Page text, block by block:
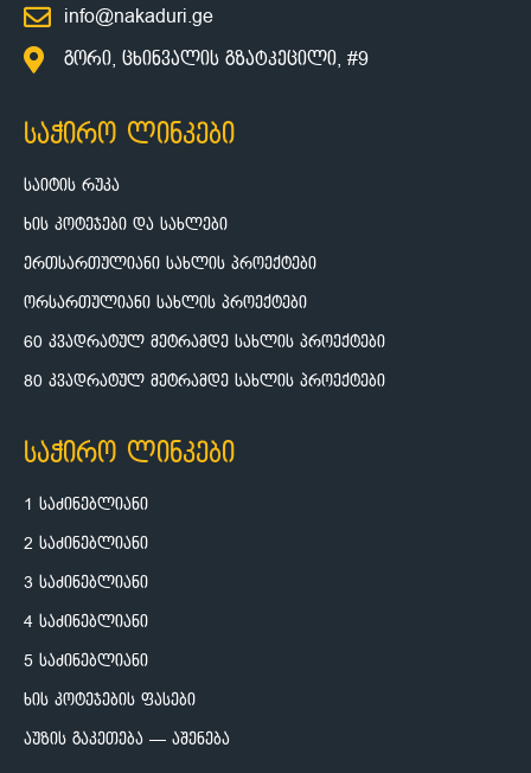
info@nakaduri.ge
გორი, ცხინვალის გზატკეცილი, #9
საჭირო ლინკები
საიტის რუკა
ხის კოტეჯები და სახლები
ერთსართულიანი სახლის პროექტები
ორსართულიანი სახლის პროექტები
60 კვადრატულ მეტრამდე სახლის პროექტები
80 კვადრატულ მეტრამდე სახლის პროექტები
საჭირო ლინკები
1 საძინებლიანი
2 საძინებლიანი
3 საძინებლიანი
4 საძინებლიანი
5 საძინებლიანი
ხის კოტეჯების ფასები
აუზის გაკეთება — აშენება